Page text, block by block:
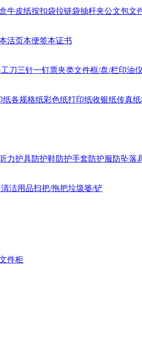
牛皮纸按扣袋拉链袋抽杆夹公文包文
活页本便签本证书
刀三针一钉票夹类文件框/盘/栏印油
纸各规格纸彩色纸打印纸收银纸传真纸
听力护具防护鞋防护手套防护服 防坠落
清洁用品扫把/拖把垃圾篓/铲
件柜